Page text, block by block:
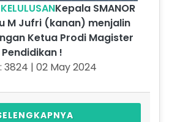
Kepala SMANOR
M Jufri (kanan) menjalin
Ketua Prodi Magister
Pendidikan !
3824 | 02 May 2024